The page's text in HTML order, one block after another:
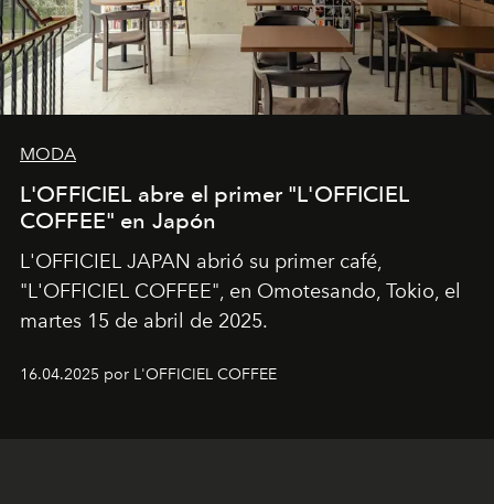
MODA
L'OFFICIEL abre el primer "L'OFFICIEL
COFFEE" en Japón
L'OFFICIEL JAPAN abrió su primer café,
"L'OFFICIEL COFFEE", en Omotesando, Tokio, el
martes 15 de abril de 2025.
16.04.2025 por L'OFFICIEL COFFEE